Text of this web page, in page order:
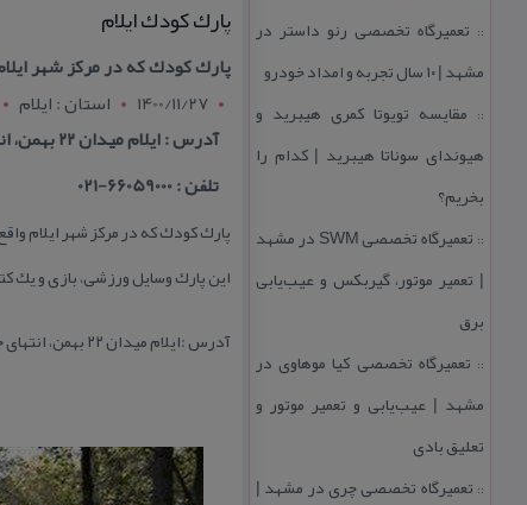
:: تعمیرگاه تخصصی رنو داستر در
مشهد | ۱۰ سال تجربه و امداد خودرو
:: مقایسه تویوتا كمری هیبرید و
هیوندای سوناتا هیبرید | كدام را
بخریم؟
::
تعمیرگاه تخصصی SWM در مشهد
| تعمیر موتور، گیربكس و عیب‌یابی
برق
:: تعمیرگاه تخصصی كیا موهاوی در
مشهد | عیب‌یابی و تعمیر موتور و
تعلیق بادی
:: تعمیرگاه تخصصی چری در مشهد |
پارك كودك ایلام
پارك كودك كه در مركز شهر
1400/11/27
استان : ايلام
آدرس : ایلام میدان ۲۲ بهمن، انتهای خیابان ولایت
تلفن : 66059000-021
پارك كودك كه در مركز شهر ایلام
این پارك وسایل ورزشی، بازی و یك
آدرس :ایلام میدان ۲۲ بهمن، انتهای خیابان ولایت